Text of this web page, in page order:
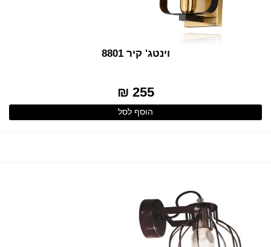
וינטג' קיר 8801
255 ₪
הוסף לסל